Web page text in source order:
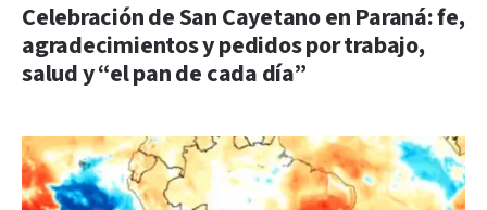
Celebración de San Cayetano en Paraná: fe,
agradecimientos y pedidos por trabajo,
salud y “el pan de cada día”